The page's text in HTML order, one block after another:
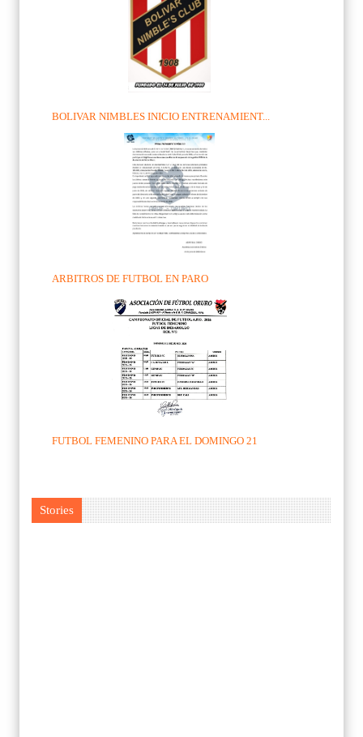
BOLIVAR NIMBLES INICIO ENTRENAMIENT...
ARBITROS DE FUTBOL EN PARO
FUTBOL FEMENINO PARA EL DOMINGO 21
Stories